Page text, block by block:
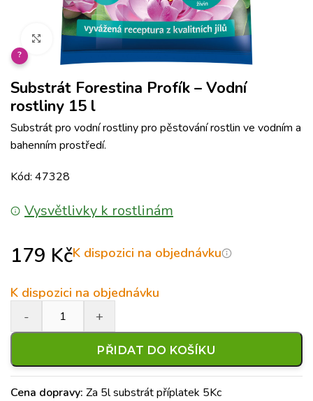
Klikněte pro zvětšení
?
Substrát Forestina Profík – Vodní
rostliny 15 l
Substrát pro vodní rostliny pro pěstování rostlin ve vodním a
bahenním prostředí.
Kód: 47328
Vysvětlivky k rostlinám
179 KčK dispozici na objednávku
K dispozici na objednávku
PŘIDAT DO KOŠÍKU
Cena dopravy: Za 5l substrát příplatek 5Kc